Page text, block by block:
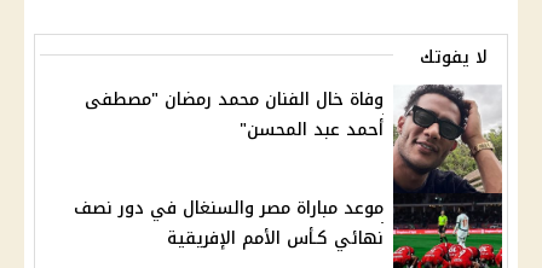
لا يفوتك
وفاة خال الفنان محمد رمضان "مصطفى
أحمد عبد المحسن"
موعد مباراة مصر والسنغال في دور نصف
نهائي كـأس الأمم الإفريقية